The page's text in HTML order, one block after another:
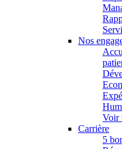
Nos
Voir
Carrière
5